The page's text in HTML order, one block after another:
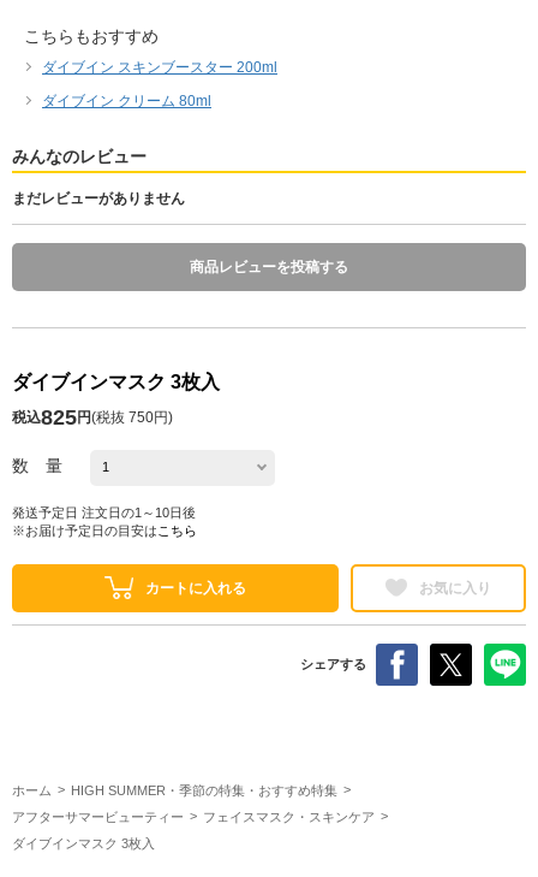
こちらもおすすめ
ダイブイン スキンブースター 200ml
ダイブイン クリーム 80ml
みんなのレビュー
まだレビューがありません
商品レビューを投稿する
ダイブインマスク 3枚入
税込825円(税抜 750円)
数 量
発送予定日 注文日の1～10日後
※お届け予定日の目安は こちら
カートに入れる お気に入り
シェアする
ホーム
HIGH SUMMER・季節の特集・おすすめ特集
アフターサマービューティー
フェイスマスク・スキンケア
ダイブインマスク 3枚入